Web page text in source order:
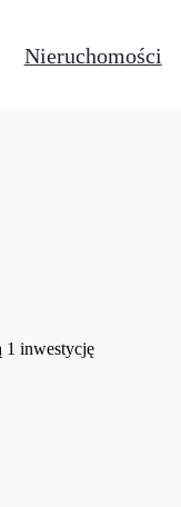
Nieruchomości
1 inwestycję